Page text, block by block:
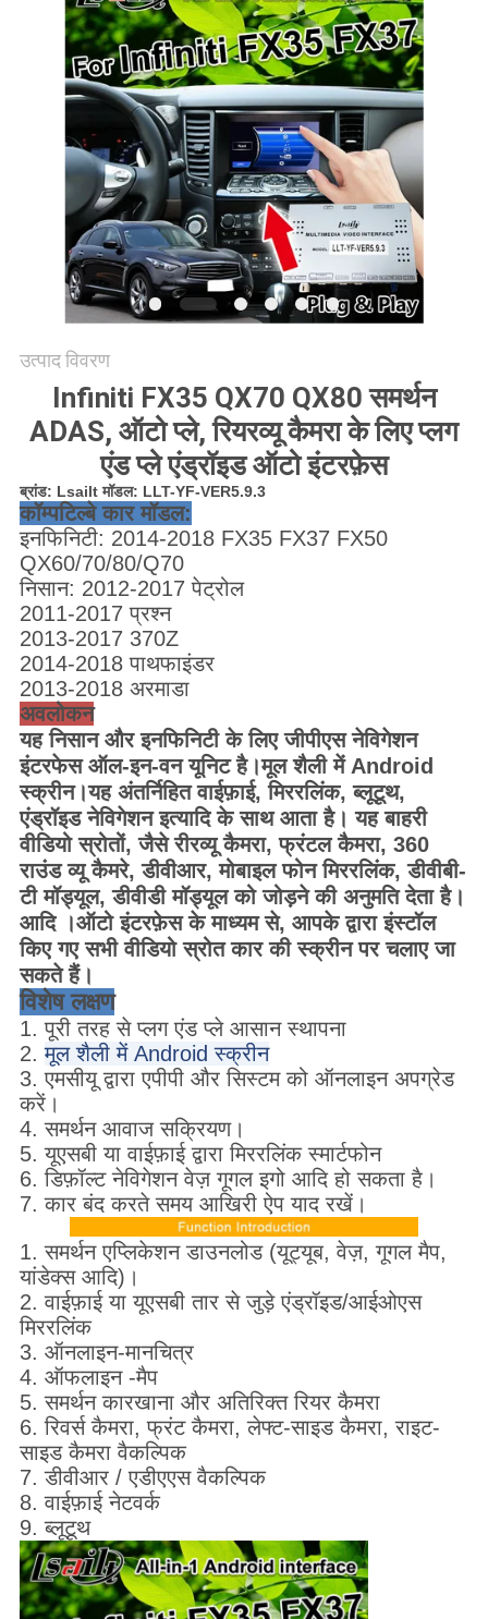
मामलों
PRIVACY
POLICY
उत्पाद विवरण
Infiniti FX35 QX70 QX80 समर्थन
ADAS, ऑटो प्ले, रियरव्यू कैमरा के लिए प्लग
एंड प्ले एंड्रॉइड ऑटो इंटरफ़ेस
ब्रांड: Lsailt मॉडल: LLT-YF-VER5.9.3
कॉम्पटिल्बे कार मॉडल:
इनफिनिटी: 2014-2018 FX35 FX37 FX50
QX60/70/80/Q70
निसान: 2012-2017 पेट्रोल
2011-2017 प्रश्न
2013-2017 370Z
2014-2018 पाथफाइंडर
2013-2018 अरमाडा
अवलोकन
यह निसान और इनफिनिटी के लिए जीपीएस नेविगेशन
इंटरफेस ऑल-इन-वन यूनिट है।मूल शैली में Android
स्क्रीन।यह अंतर्निहित वाईफ़ाई, मिररलिंक, ब्लूटूथ,
एंड्रॉइड नेविगेशन इत्यादि के साथ आता है। यह बाहरी
वीडियो स्रोतों, जैसे रीरव्यू कैमरा, फ्रंटल कैमरा, 360
राउंड व्यू कैमरे, डीवीआर, मोबाइल फोन मिररलिंक, डीवीबी-
टी मॉड्यूल, डीवीडी मॉड्यूल को जोड़ने की अनुमति देता है।
आदि ।ऑटो इंटरफ़ेस के माध्यम से, आपके द्वारा इंस्टॉल
किए गए सभी वीडियो स्रोत कार की स्क्रीन पर चलाए जा
सकते हैं।
विशेष लक्षण
1. पूरी तरह से प्लग एंड प्ले आसान स्थापना
2.मूल शैली में Android स्क्रीन
3. एमसीयू द्वारा एपीपी और सिस्टम को ऑनलाइन अपग्रेड
करें।
4. समर्थन आवाज सक्रियण।
5. यूएसबी या वाईफ़ाई द्वारा मिररलिंक स्मार्टफोन
6. डिफ़ॉल्ट नेविगेशन वेज़ गूगल इगो आदि हो सकता है।
7. कार बंद करते समय आखिरी ऐप याद रखें।
1. समर्थन एप्लिकेशन डाउनलोड (यूट्यूब, वेज़, गूगल मैप,
यांडेक्स आदि)।
2. वाईफ़ाई या यूएसबी तार से जुड़े एंड्रॉइड/आईओएस
मिररलिंक
3. ऑनलाइन-मानचित्र
4. ऑफलाइन -मैप
5. समर्थन कारखाना और अतिरिक्त रियर कैमरा
6. रिवर्स कैमरा, फ्रंट कैमरा, लेफ्ट-साइड कैमरा, राइट-
साइड कैमरा वैकल्पिक
7. डीवीआर / एडीएएस वैकल्पिक
8. वाईफ़ाई नेटवर्क
9. ब्लूटूथ